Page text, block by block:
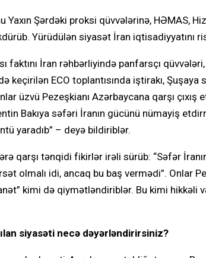
Şərdəki proksi qüvvələrinə, HƏMAS,
Yürüdülən siyasət İran iqtisadiyyatını
faktını İran rəhbərliyində panfarsçı
keçirilən ECO toplantısında iştirakı,
üzvü Pezeşkianı Azərbaycana qarşı
Bakıya səfəri İranın gücünü nümayiş
yaradıb” – deyə bildiriblər.
qarşı tənqidi fikirlər irəli sürüb: “Səfər
olmalı idi, ancaq bu baş vermədi”. Onlar
kimi də qiymətləndiriblər. Bu kimi hikkəli
siyasəti necə dəyərləndirirsiniz?